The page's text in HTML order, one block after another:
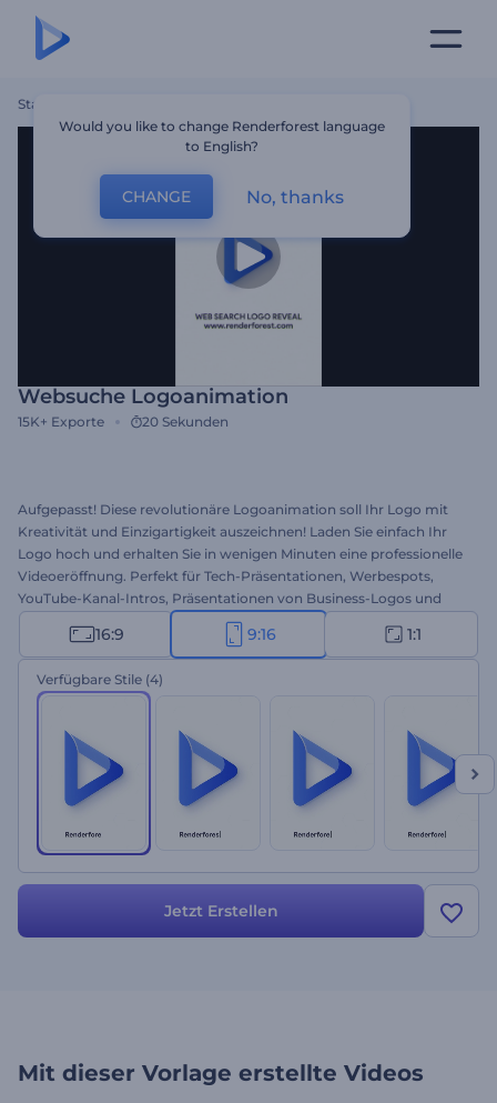
Startseite
Websuche Logoanimation
15K+ Exporte 20 Sekunden
Aufgepasst! Diese revolutionäre Logoanimation soll Ihr Logo mit
Kreativität und Einzigartigkeit auszeichnen! Laden Sie einfach Ihr
Logo hoch und erhalten Sie in wenigen Minuten eine professionelle
Videoeröffnung. Perfekt für Tech-Präsentationen, Werbespots,
YouTube-Kanal-Intros, Präsentationen von Business-Logos und
vieles mehr. Was brauchen Sie noch für ein perfektes Logo? Testen
Sie Websuche Logoanimation gleich kostenlos!
16:9 9:16 1:1
Verfügbare Stile (4)
Jetzt Erstellen
Mit dieser Vorlage erstellte Videos
Would you like to change Renderforest language
to English?
CHANGE No, thanks